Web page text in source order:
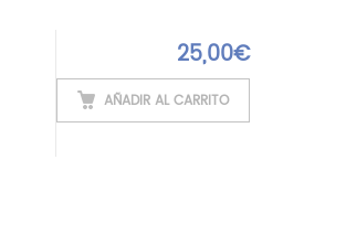
25,00€
AÑADIR AL CARRITO